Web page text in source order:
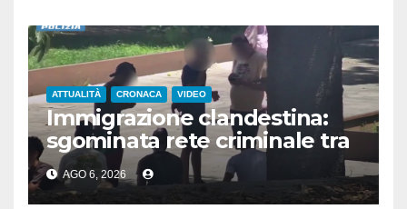
ATTUALITÀ CRONACA VIDEO
Immigrazione clandestina:
sgominata rete criminale tra
Algeria, Italia e Francia
AGO 6, 2026